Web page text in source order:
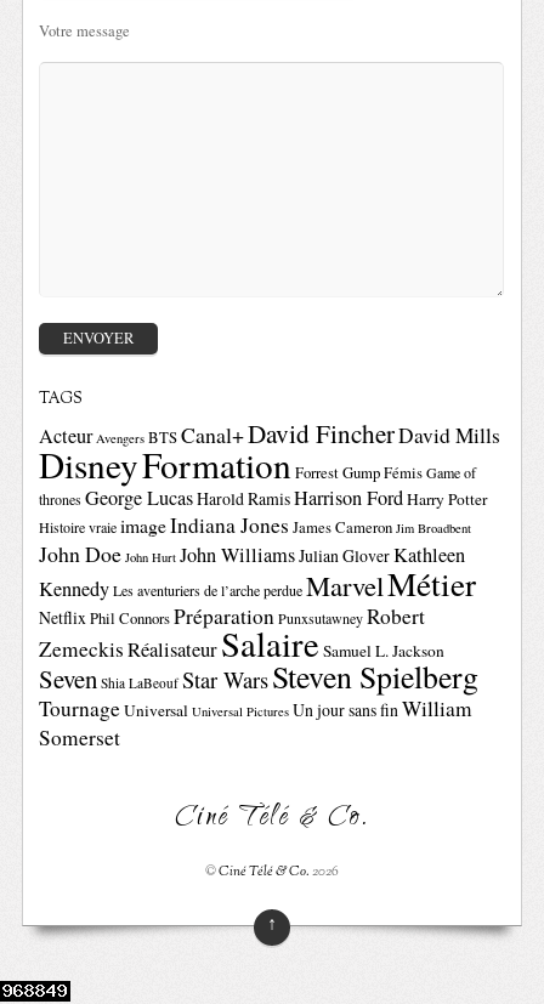
Votre message
TAGS
Acteur Avengers BTSCanal+David FincherDavid Mills
DisneyFormationForrest GumpFémis Game of
thrones George LucasHarold RamisHarrison FordHarry Potter
Histoire vraie imageIndiana Jones James Cameron Jim Broadbent
John Doe John Hurt John WilliamsJulian GloverKathleen
Kennedy Les aventuriers de l’arche perdue MarvelMétier
NetflixPhil ConnorsPréparation Punxsutawney Robert
ZemeckisRéalisateurSalaire Samuel L. Jackson
Seven Shia LaBeouf Star WarsSteven Spielberg
TournageUniversal Universal Pictures Un jour sans finWilliam
Somerset
Ciné Télé & Co.
©Ciné Télé & Co.2026
↑